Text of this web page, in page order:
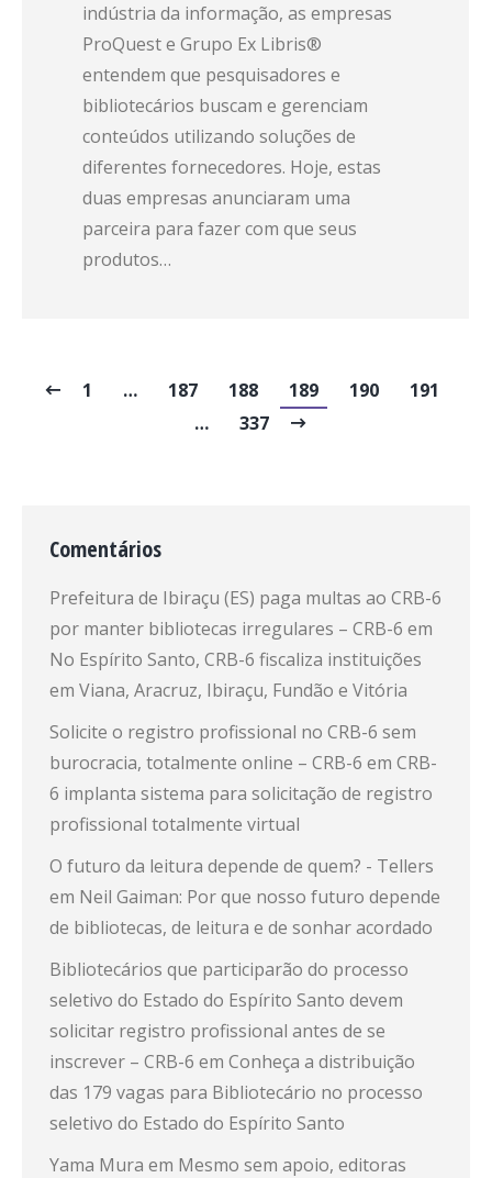
indústria da informação, as empresas
ProQuest e Grupo Ex Libris®
entendem que pesquisadores e
bibliotecários buscam e gerenciam
conteúdos utilizando soluções de
diferentes fornecedores. Hoje, estas
duas empresas anunciaram uma
parceira para fazer com que seus
produtos…
1 … 187 188 189 190
191
…
337
Comentários
Prefeitura de Ibiraçu (ES) paga multas ao CRB-6
por manter bibliotecas irregulares – CRB-6 em
No Espírito Santo, CRB-6 fiscaliza instituições
em Viana, Aracruz, Ibiraçu, Fundão e Vitória
Solicite o registro profissional no CRB-6 sem
burocracia, totalmente online – CRB-6 em CRB-
6 implanta sistema para solicitação de registro
profissional totalmente virtual
O futuro da leitura depende de quem? - Tellers
em Neil Gaiman: Por que nosso futuro depende
de bibliotecas, de leitura e de sonhar acordado
Bibliotecários que participarão do processo
seletivo do Estado do Espírito Santo devem
solicitar registro profissional antes de se
inscrever – CRB-6 em Conheça a distribuição
das 179 vagas para Bibliotecário no processo
seletivo do Estado do Espírito Santo
Yama Mura em Mesmo sem apoio, editoras